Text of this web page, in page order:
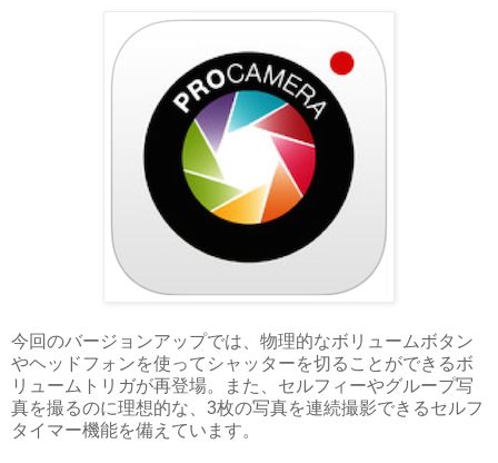
今回のバージョンアップでは、物理的なボリュームボタン
やヘッドフォンを使ってシャッターを切ることができるボ
リュームトリガが再登場。また、セルフィーやグループ写
真を撮るのに理想的な、3枚の写真を連続撮影できるセルフ
タイマー機能を備えています。